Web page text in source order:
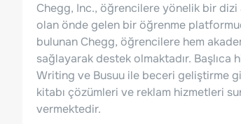
Chegg, Inc., öğrencilere yönelik bir dizi
olan önde gelen bir öğrenme
bulunan Chegg, öğrencilere hem
sağlayarak destek olmaktadır. Başlıca
Writing ve Busuu ile beceri geliştirme
kitabı çözümleri ve reklam hizmetleri
vermektedir.